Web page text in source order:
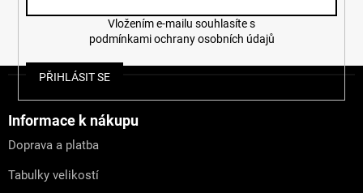
podmínkami ochrany osobních údajů
PŘIHLÁSIT SE
Informace k nákupu
Doprava a platba
Tabulky velikostí